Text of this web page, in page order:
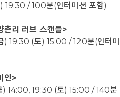
19:30 / 100분(인터미션 포함)
촌리 러브 스캔들>
) 19:30 (토) 15:00 / 120분(인터미
인>
) 14:00, 19:30 (토) 15:00 / 140분